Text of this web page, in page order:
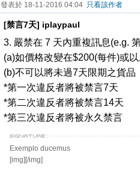
發表於 18-11-2016 04:04 只看該作者
[禁言7天] iplaypaul
3. 嚴禁在 7 天內重複訊息(e.g.
(a)如價格改變在$200(每件)或
(b)不可以將未過7天限期之貨
*第一次違反者將被禁言7天
*第二次違反者將被禁言14天
*第三次違反者將被永久禁言
Exemplo ducemus
[img][/img]